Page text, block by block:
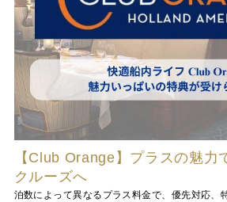
【Club Orange】プラスの魅力
クルーズへ
泊数によって異なるプラス料金で、優先対応、